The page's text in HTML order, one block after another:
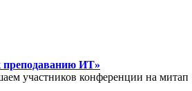
преподаванию ИТ»
участников конференции на